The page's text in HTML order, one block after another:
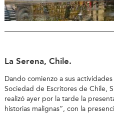
La Serena, Chile.
Dando comienzo a sus
Sociedad de Escritores de Chile,
realizó ayer por la tarde la
historias malignas”, con la